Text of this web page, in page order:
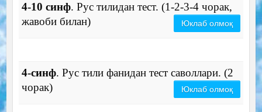
4-10 синф. Рус тилидан тест. (1-2-3-4 чорак,
жавоби билан)
Юклаб олмоқ
4-синф. Рус тили фанидан тест саволлари. (2
чорак)
Юклаб олмоқ